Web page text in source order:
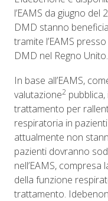
l’EAMS da giugno
DMD stanno
tramite l’EAMS
DMD nel Regno Unito.
In base all’EAMS,
valutazione2
trattamento per
respiratoria in
attualmente non
pazienti dovranno
nell’EAMS,
della funzione
trattamento.